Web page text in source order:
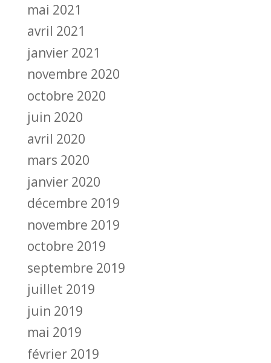
mai 2021
avril 2021
janvier 2021
novembre 2020
octobre 2020
juin 2020
avril 2020
mars 2020
janvier 2020
décembre 2019
novembre 2019
octobre 2019
septembre 2019
juillet 2019
juin 2019
mai 2019
février 2019